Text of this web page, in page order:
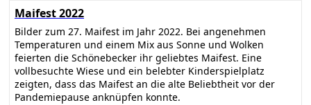
Maifest 2022
Bilder zum 27. Maifest im Jahr 2022. Bei angenehmen
Temperaturen und einem Mix aus Sonne und Wolken
feierten die Schönebecker ihr geliebtes Maifest. Eine
vollbesuchte Wiese und ein belebter Kinderspielplatz
zeigten, dass das Maifest an die alte Beliebtheit vor der
Pandemiepause anknüpfen konnte.